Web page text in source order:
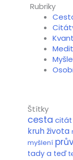
Rubriky
Štítky
cesta citát
kruh života
myšlení
tady a teď